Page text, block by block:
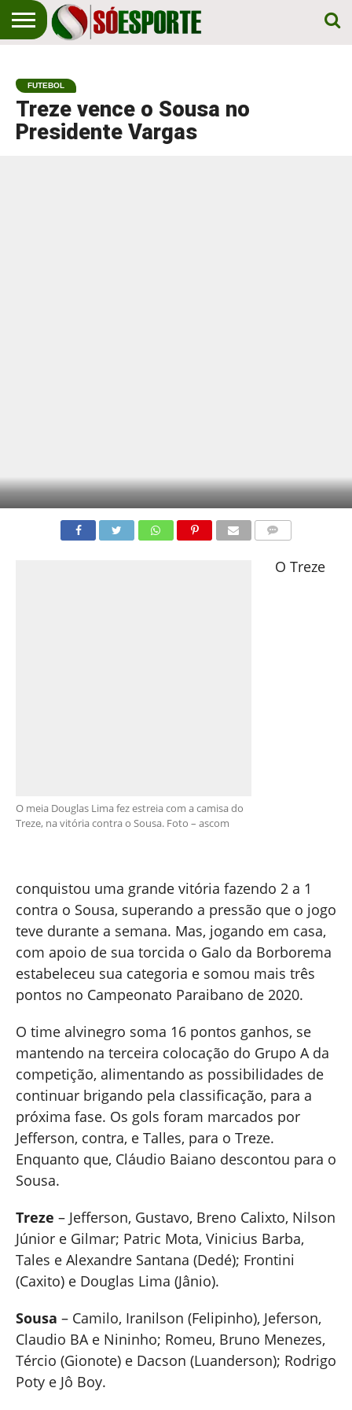
EM
PRIMEIRO
ESPORTE
FUTEBOL
Treze vence o Sousa no
Presidente Vargas
O meia Douglas Lima fez estreia com a camisa do
Treze, na vitória contra o Sousa. Foto – ascom
O Treze
conquistou uma grande vitória fazendo 2 a 1
contra o Sousa, superando a pressão que o jogo
teve durante a semana. Mas, jogando em casa,
com apoio de sua torcida o Galo da Borborema
estabeleceu sua categoria e somou mais três
pontos no Campeonato Paraibano de 2020.
O time alvinegro soma 16 pontos ganhos, se
mantendo na terceira colocação do Grupo A da
competição, alimentando as possibilidades de
continuar brigando pela classificação, para a
próxima fase. Os gols foram marcados por
Jefferson, contra, e Talles, para o Treze.
Enquanto que, Cláudio Baiano descontou para o
Sousa.
Treze – Jefferson, Gustavo, Breno Calixto, Nilson
Júnior e Gilmar; Patric Mota, Vinicius Barba,
Tales e Alexandre Santana (Dedé); Frontini
(Caxito) e Douglas Lima (Jânio).
Sousa – Camilo, Iranilson (Felipinho), Jeferson,
Claudio BA e Nininho; Romeu, Bruno Menezes,
Tércio (Gionote) e Dacson (Luanderson); Rodrigo
Poty e Jô Boy.